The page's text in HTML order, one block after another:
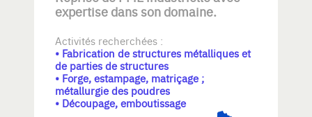
expertise dans son domaine.
Activités recherchées :
• Fabrication de structures métalliques et
de parties de structures
• Forge, estampage, matriçage ;
métallurgie des poudres
• Découpage, emboutissage